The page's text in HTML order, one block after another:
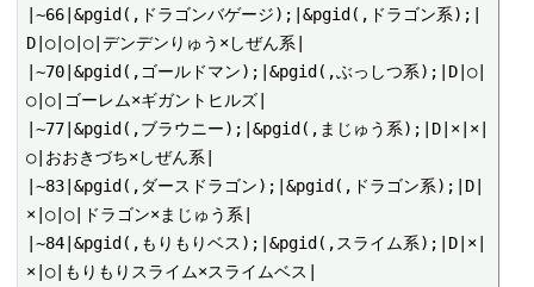
|~66|&pgid(,ドラゴンバゲージ);|&pgid(,ドラゴン系);|
D|○|○|○|デンデンりゅう×しぜん系|
|~70|&pgid(,ゴールドマン);|&pgid(,ぶっしつ系);|D|○|
○|○|ゴーレム×ギガントヒルズ|
|~77|&pgid(,ブラウニー);|&pgid(,まじゅう系);|D|×|×|
○|おおきづち×しぜん系|
|~83|&pgid(,ダースドラゴン);|&pgid(,ドラゴン系);|D|
×|○|○|ドラゴン×まじゅう系|
|~84|&pgid(,もりもりベス);|&pgid(,スライム系);|D|×|
×|○|もりもりスライム×スライムベス|